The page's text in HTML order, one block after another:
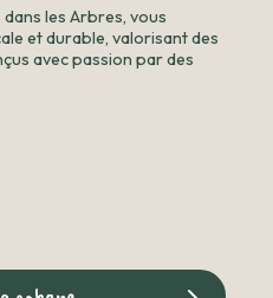
les Arbres, vous
et durable, valorisant des
avec passion par des